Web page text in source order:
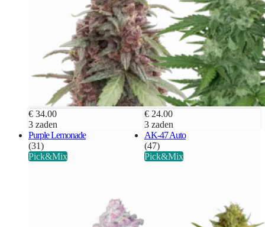
€ 34.00
3 zaden
€ 24.00
3 zaden
Purple Lemonade
(31)
Pick&Mix
AK-47 Auto
(47)
Pick&Mix